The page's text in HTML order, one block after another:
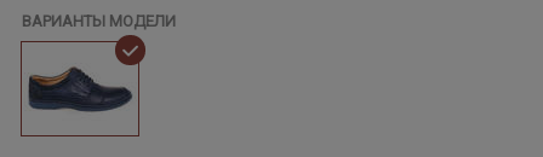
ВАРИАНТЫ МОДЕЛИ